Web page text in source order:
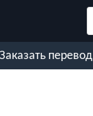
Заказать перевод